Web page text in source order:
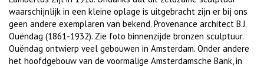
waarschijnlijk in een kleine oplage is uitgebracht zijn er bij ons
geen andere exemplaren van bekend. Provenance architect B.J.
Ouëndag (1861-1932). Zie foto binnenzijde bronzen sculptuur.
Ouëndag ontwierp veel gebouwen in Amsterdam. Onder andere
het hoofdgebouw van de voormalige Amsterdamsche Bank, in